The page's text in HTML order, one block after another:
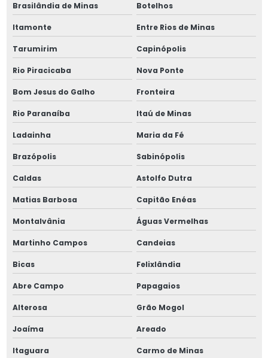
Brasilândia de Minas Botelhos
Itamonte Entre Rios de Minas
Tarumirim Capinópolis
Rio Piracicaba Nova Ponte
Bom Jesus do Galho Fronteira
Rio Paranaíba Itaú de Minas
Ladainha Maria da Fé
Brazópolis Sabinópolis
Caldas Astolfo Dutra
Matias Barbosa Capitão Enéas
Montalvânia Águas Vermelhas
Martinho Campos Candeias
Bicas Felixlândia
Abre Campo Papagaios
Alterosa Grão Mogol
Joaíma Areado
Itaguara Carmo de Minas